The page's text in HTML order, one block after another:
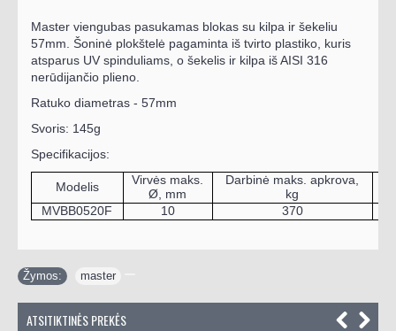
Master viengubas pasukamas blokas su kilpa ir šekeliu
57mm Šoninė plokštelė pagaminta iš tvirto plastiko, kuris
atsparus UV spinduliams, o šekelis ir kilpa iš AISI 316
nerūdijančio plieno.
Ratuko diametras - 57mm
Svoris: 145g
Specifikacijos:
Modelis
Virvės maks.
Ø, mm
Darbinė maks. apkrova,
kg
MVBB0520F
10 370
Žymos: master
ATSITIKTINĖS PREKĖS